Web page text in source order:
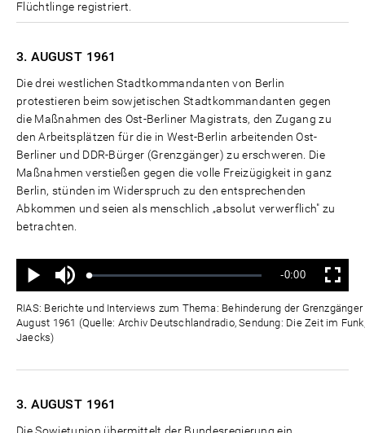
Flüchtlinge registriert.
3. AUGUST 1961
Die drei westlichen Stadtkommandanten von Berlin
protestieren beim sowjetischen Stadtkommandanten gegen
die Maßnahmen des Ost-Berliner Magistrats, den Zugang zu
den Arbeitsplätzen für die in West-Berlin arbeitenden Ost-
Berliner und DDR-Bürger (Grenzgänger) zu erschweren. Die
Maßnahmen verstießen gegen die volle Freizügigkeit in ganz
Berlin, stünden im Widerspruch zu den entsprechenden
Abkommen und seien als menschlich „absolut verwerflich" zu
betrachten.
Wiedergabe
Ton
aus
Geladen:
Status:
Verbleibende
Zeit
-0:00 Vollbild
RIAS: Berichte und Interviews zum Thema: Behinderung der
August 1961 (Quelle: Archiv Deutschlandradio, Sendung: Die Zeit im
Jaecks)
3. AUGUST 1961